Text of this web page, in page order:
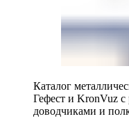
Каталог
Гефест и KronVuz
доводчиками и